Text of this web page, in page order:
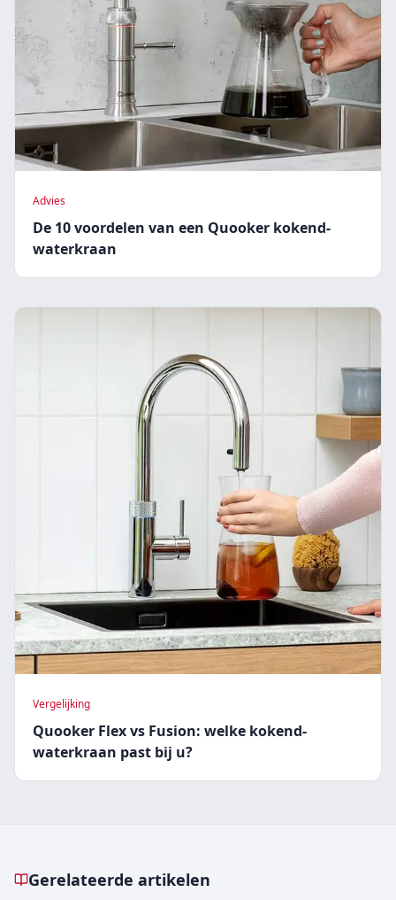
Advies
De 10 voordelen van een Quooker kokend-
waterkraan
Vergelijking
Quooker Flex vs Fusion: welke kokend-
waterkraan past bij u?
Gerelateerde artikelen
Gerelateerde artikelen